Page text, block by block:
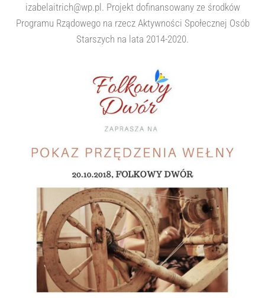
izabelaitrich@wp.pl. Projekt dofinansowany ze środków
Programu Rządowego na rzecz Aktywności Społecznej Osób
Starszych na lata 2014-2020.